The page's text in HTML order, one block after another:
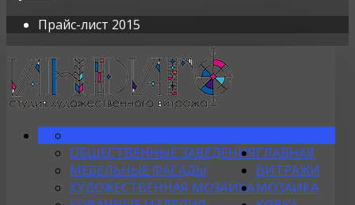
Прайс-лист 2015
ОБЩЕСТВЕННЫЕ ЗАВЕДЕНИЯ
МЕБЕЛЬНЫЕ ФАСАДЫ
ХУДОЖЕСТВЕННАЯ МОЗАИКА
ГЛАВНАЯ
ВИТРАЖИ
МОЗАИКА